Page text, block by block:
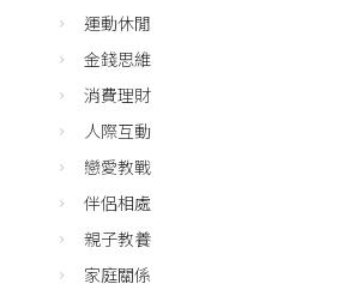
運動休閒
金錢思維
消費理財
人際互動
戀愛教戰
伴侶相處
親子教養
家庭關係